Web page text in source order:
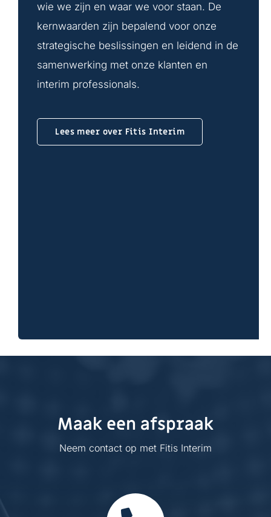
wie we zijn en waar we voor staan. De
kernwaarden zijn bepalend voor onze
strategische beslissingen en leidend in de
samenwerking met onze klanten en
interim professionals.
Lees meer over Fitis Interim
Maak een afspraak
Neem contact op met Fitis Interim